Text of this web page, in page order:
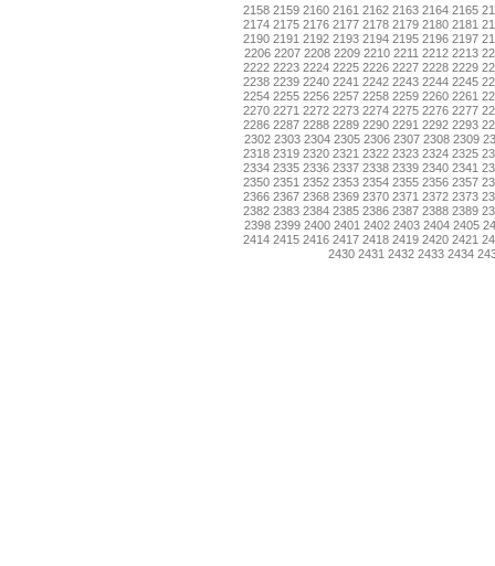
2158 2159 2160 2161 2162 2163 2164 2165
2174 2175 2176 2177 2178 2179 2180 2181
2190 2191 2192 2193 2194 2195 2196 2197
2206 2207 2208 2209 2210 2211 2212 2213
2222 2223 2224 2225 2226 2227 2228 2229
2238 2239 2240 2241 2242 2243 2244 2245
2254 2255 2256 2257 2258 2259 2260 2261
2270 2271 2272 2273 2274 2275 2276 2277
2286 2287 2288 2289 2290 2291 2292 2293
2302 2303 2304 2305 2306 2307 2308 2309
2318 2319 2320 2321 2322 2323 2324 2325
2334 2335 2336 2337 2338 2339 2340 2341
2350 2351 2352 2353 2354 2355 2356 2357
2366 2367 2368 2369 2370 2371 2372 2373
2382 2383 2384 2385 2386 2387 2388 2389
2398 2399 2400 2401 2402 2403 2404 2405
2414 2415 2416 2417 2418 2419 2420 2421
2430 2431 2432 2433 2434